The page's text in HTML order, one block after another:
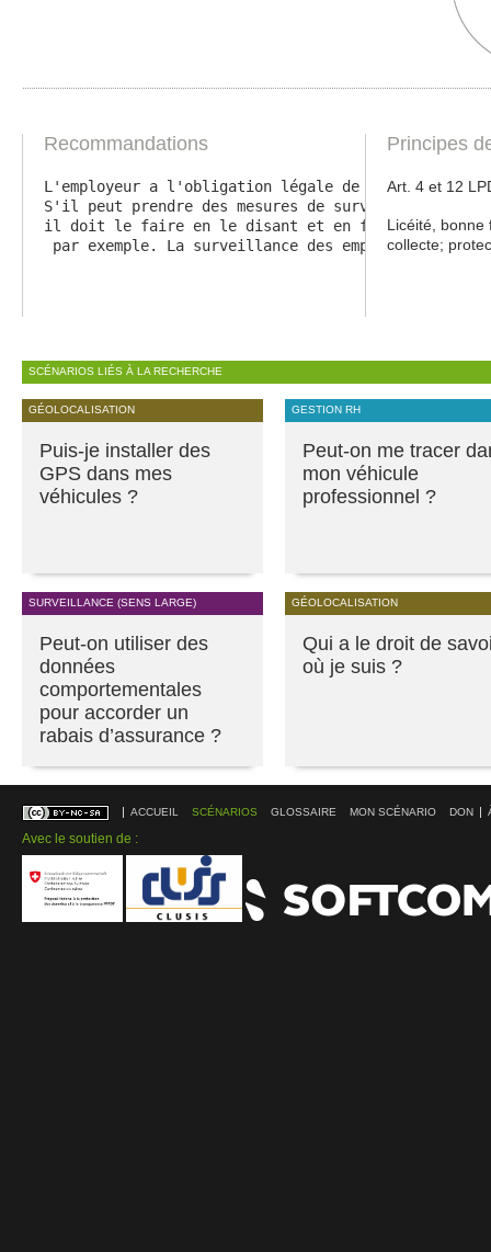
Recommandations
L'employeur a l'obligation légale de protéger la
S'il peut prendre des mesures de surveillance,
il doit le faire en le disant et en formalisant et
par exemple. La surveillance des employés à
Principes
Art. 4 et 12
Licéité, bonne
collecte;
SCÉNARIOS LIÉS À LA RECHERCHE
GÉOLOCALISATION
Puis-je installer des
GPS dans mes
véhicules ?
GESTION RH
Peut-on me tracer
mon véhicule
professionnel ?
SURVEILLANCE (SENS LARGE)
Peut-on utiliser des
données
comportementales
pour accorder un
rabais d’assurance ?
GÉOLOCALISATION
Qui a le droit de
où je suis ?
ACCUEIL SCÉNARIOS GLOSSAIRE MON SCÉNARIO DON
Avec le soutien de :